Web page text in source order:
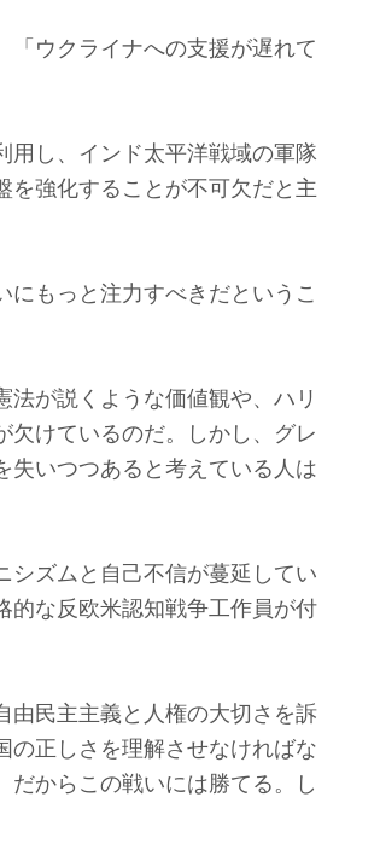
ウクライナへの支援が遅れて
し、インド太平洋戦域の軍隊
を強化することが不可欠だと主
もっと注力すべきだというこ
が説くような価値観や、ハリ
欠けているのだ。しかし、グレ
失いつつあると考えている人は
ズムと自己不信が蔓延してい
的な反欧米認知戦争工作員が付
民主主義と人権の大切さを訴
の正しさを理解させなければな
だからこの戦いには勝てる。し